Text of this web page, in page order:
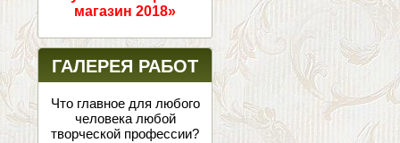
магазин 2018»
ГАЛЕРЕЯ РАБОТ
Что главное для любого
человека любой
творческой профессии?